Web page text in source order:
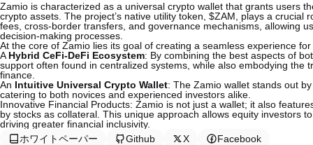
Zamio is characterized as a universal crypto wallet that grants users
crypto assets. The project’s native utility token, $ZAM, plays a
fees, cross-border transfers, and governance mechanisms, allowing
decision-making processes.
At the core of Zamio lies its goal of creating a seamless experience
A Hybrid CeFi-DeFi Ecosystem: By combining the best aspects of
support often found in centralized systems, while also embodying the
finance.
An Intuitive Universal Crypto Wallet: The Zamio wallet stands out
catering to both novices and experienced investors alike.
Innovative Financial Products: Zamio is not just a wallet; it also
by stocks as collateral. This unique approach allows equity investors
driving greater financial inclusivity.
ホワイトペーパー
Github X Facebook